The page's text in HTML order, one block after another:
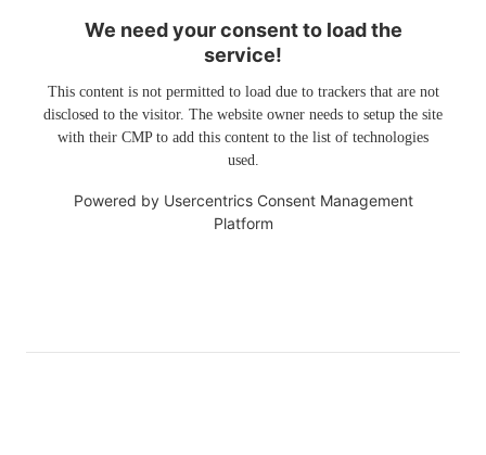
We need your consent to load the
service!
This content is not permitted to load due to trackers that are not
disclosed to the visitor. The website owner needs to setup the site
with their CMP to add this content to the list of technologies
used.
Powered by Usercentrics Consent Management
Platform